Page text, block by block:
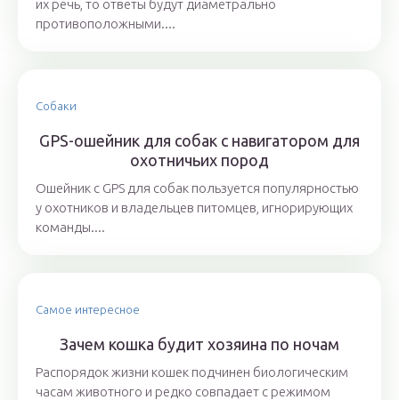
их речь, то ответы будут диаметрально
противоположными....
Собаки
GPS-ошейник для собак с навигатором для
охотничьих пород
Ошейник с GPS для собак пользуется популярностью
у охотников и владельцев питомцев, игнорирующих
команды....
Самое интересное
Зачем кошка будит хозяина по ночам
Распорядок жизни кошек подчинен биологическим
часам животного и редко совпадает с режимом